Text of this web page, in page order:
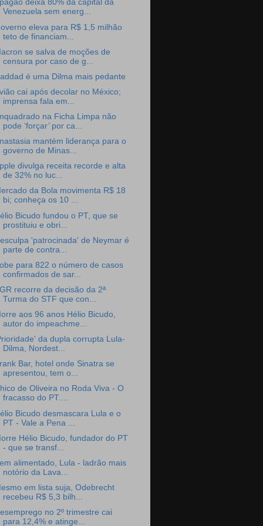
deixa 80% da capital da
Venezuela sem energ...
eleva para R$ 1,5 milhão
teto de financiam...
se salva de moções de
censura por caso de g...
é uma Dilma mais pedante
cai após decolar no México;
imprensa fala em...
na Ficha Limpa não
pode ‘forçar’ por ca...
mantém liderança para o
governo de Minas...
divulga receita recorde e alta
de 32% no luc...
da Bola movimenta R$ 18
bi; conheça os 10 ...
Bicudo fundou o PT, que se
prostituiu e obri...
'patrocinada' de Neymar é
parte de contra...
para 822 o número de casos
confirmados de sar...
recorre da decisão da 2ª
Turma do STF que con...
aos 96 anos Hélio Bicudo,
autor do impeachme...
da dupla corrupta Lula-
Dilma, Nordest...
Bar, hotel onde Sinatra se
apresentou, tem o...
de Oliveira no Roda Viva - O
fracasso do PT....
Bicudo desmascara Lula e o
PT - Vale a Pena ...
Hélio Bicudo, fundador do PT
- que se transf...
alimentado, Lula - ladrão mais
notório da Lava...
em lista suja, Odebrecht
recebeu R$ 5,3 bilh...
no 2º trimestre cai
para 12,4% e atinge...